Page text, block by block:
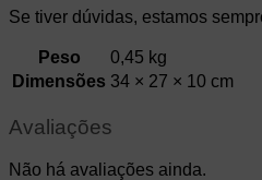
Se tiver dúvidas, estamos
Peso
0,45 kg
Dimensões 34 × 27 × 10 cm
Avaliações
Não há avaliações ainda.